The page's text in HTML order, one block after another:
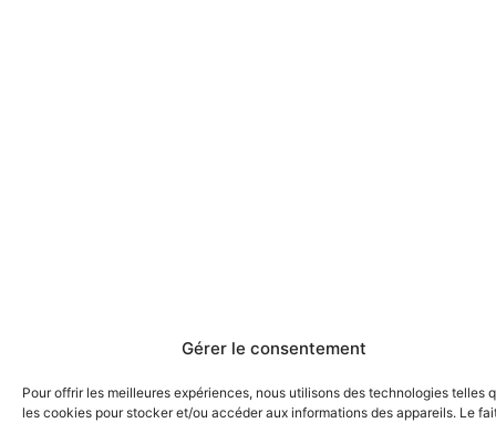
Gérer le consentement
Pour offrir les meilleures expériences, nous utilisons des technologies telles
les cookies pour stocker et/ou accéder aux informations des appareils. Le